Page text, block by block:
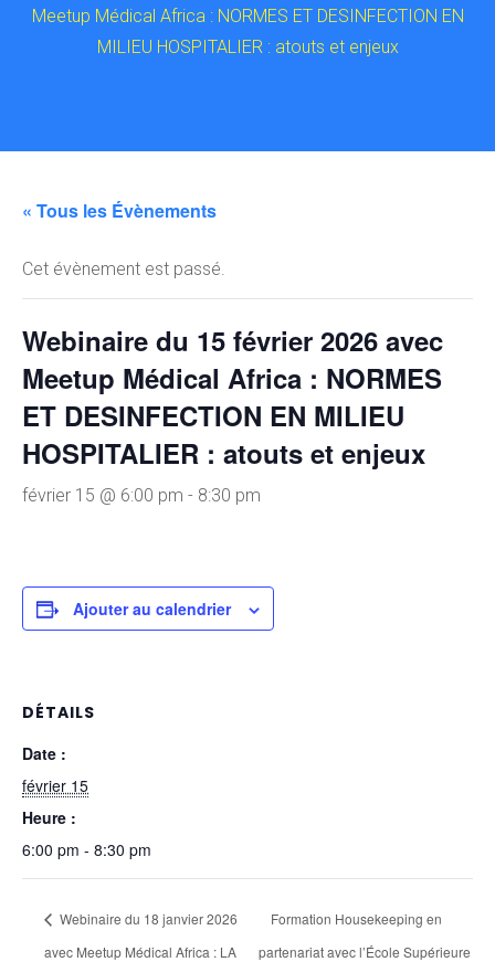
Meetup Médical Africa : NORMES ET DESINFECTION EN
MILIEU HOSPITALIER : atouts et enjeux
« Tous les Évènements
Cet évènement est passé.
Webinaire du 15 février 2026 avec
Meetup Médical Africa : NORMES
ET DESINFECTION EN MILIEU
HOSPITALIER : atouts et enjeux
février 15 @ 6:00 pm - 8:30 pm
Ajouter au calendrier
DÉTAILS
Date :
février 15
Heure :
6:00 pm - 8:30 pm
Webinaire du 18 janvier 2026
avec Meetup Médical Africa : LA
Formation Housekeeping en
partenariat avec l’École Supérieure